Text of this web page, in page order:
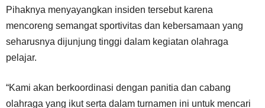
Pihaknya menyayangkan insiden tersebut karena
mencoreng semangat sportivitas dan kebersamaan yang
seharusnya dijunjung tinggi dalam kegiatan olahraga
pelajar.
“Kami akan berkoordinasi dengan panitia dan cabang
olahraga yang ikut serta dalam turnamen ini untuk mencari